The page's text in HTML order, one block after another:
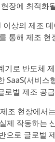
장에 최적화
이상의 제조
통해 제조
기로 반도체
SaaS(서비
로벌 제조 공
조 현장에서
제 작동하는
으로 글로벌